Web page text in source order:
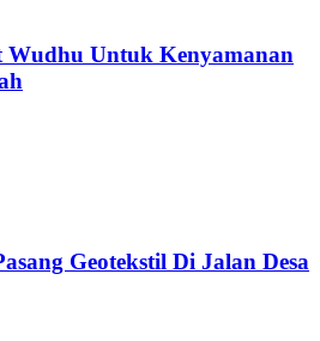
Untuk Kenyamanan
Geotekstil Di Jalan Desa